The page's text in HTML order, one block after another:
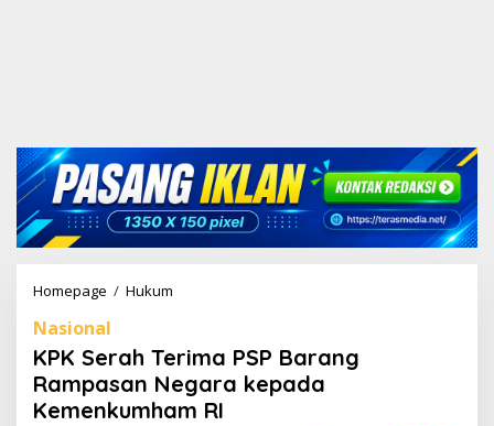
Homepage / Hukum
S
e
r
a
Nasional
KPK Serah Terima PSP Barang
Rampasan Negara kepada
Kemenkumham RI